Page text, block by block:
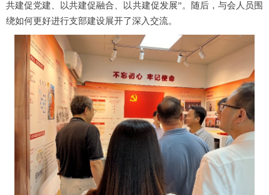
共建促党建、以共建促融合、以共建促发展”。随后，与会人员围
绕如何更好进行支部建设展开了深入交流。